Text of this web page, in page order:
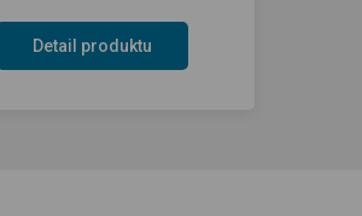
Detail produktu